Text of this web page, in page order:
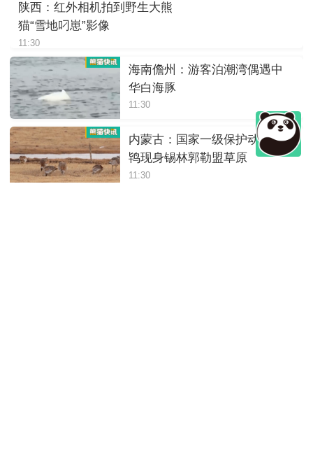
陕西：红外相机拍到野生大熊
猫“雪地叼崽”影像
11:30
海南儋州：游客泊潮湾偶遇中
华白海豚
11:30
内蒙古：国家一级保护动物大
鸨现身锡林郭勒盟草原
11:30